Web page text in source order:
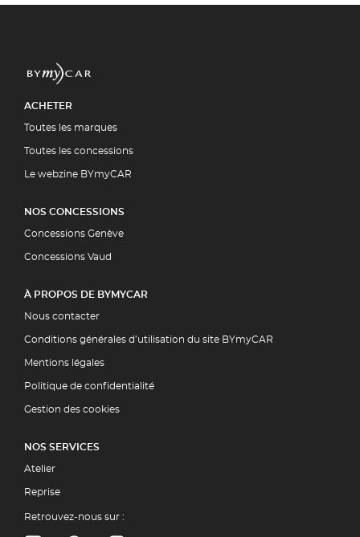
ACHETER
Toutes les marques
Toutes les concessions
Le webzine BYmyCAR
NOS CONCESSIONS
Concessions Genève
Concessions Vaud
À PROPOS DE BYMYCAR
Nous contacter
Conditions générales d’utilisation du site BYmyCAR
Mentions légales
Politique de confidentialité
Gestion des cookies
NOS SERVICES
Atelier
Reprise
Retrouvez-nous sur :